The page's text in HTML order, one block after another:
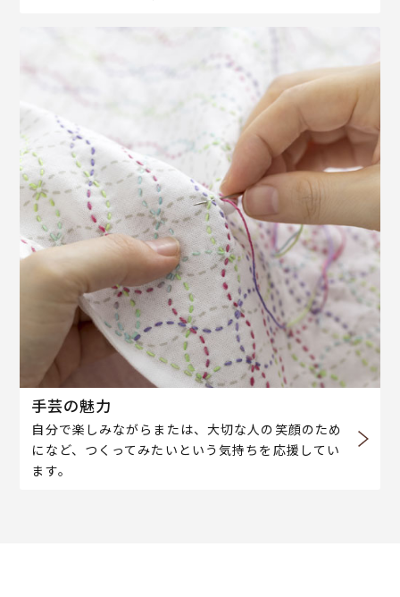
手芸の魅力
自分で楽しみながらまたは、大切な人の笑顔のため
になど、つくってみたいという気持ちを応援してい
ます。